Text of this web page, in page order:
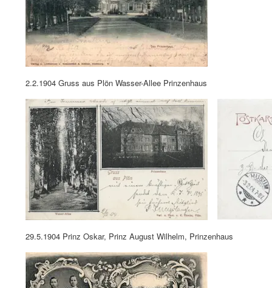
2.2.1904 Gruss aus Plön Wasser-Allee Prinzenhaus
29.5.1904 Prinz Oskar, Prinz August Wilhelm, Prinzenhaus